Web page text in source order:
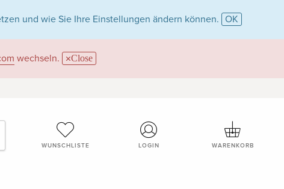
und wie Sie Ihre Einstellungen ändern können. OK
wechseln. Close
WUNSCHLISTE LOGIN WARENKORB